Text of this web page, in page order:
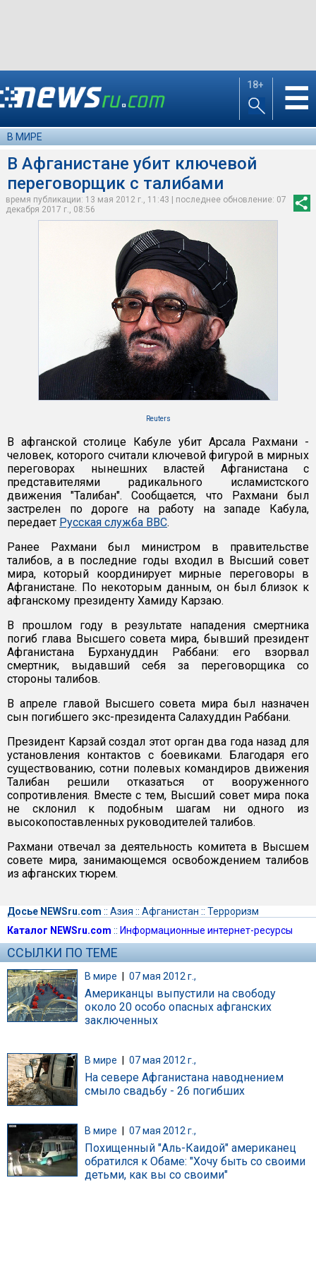
18+ ☰
В МИРЕ
В Афганистане убит ключевой
переговорщик с талибами
время публикации: 13 мая 2012 г., 11:43 | последнее обновление: 07
декабря 2017 г., 08:56
Reuters
В афганской столице Кабуле убит Арсала Рахмани -
человек, которого считали ключевой фигурой в мирных
переговорах нынешних властей Афганистана с
представителями радикального исламистского
движения "Талибан". Сообщается, что Рахмани был
застрелен по дороге на работу на западе Кабула,
передает Русская служба ВВС.
Ранее Рахмани был министром в правительстве
талибов, а в последние годы входил в Высший совет
мира, который координирует мирные переговоры в
Афганистане. По некоторым данным, он был близок к
афганскому президенту Хамиду Карзаю.
В прошлом году в результате нападения смертника
погиб глава Высшего совета мира, бывший президент
Афганистана Бурхануддин Раббани: его взорвал
смертник, выдавший себя за переговорщика со
стороны талибов.
В апреле главой Высшего совета мира был назначен
сын погибшего экс-президента Салахуддин Раббани.
Президент Карзай создал этот орган два года назад для
установления контактов с боевиками. Благодаря его
существованию, сотни полевых командиров движения
Талибан решили отказаться от вооруженного
сопротивления. Вместе с тем, Высший совет мира пока
не склонил к подобным шагам ни одного из
высокопоставленных руководителей талибов.
Рахмани отвечал за деятельность комитета в Высшем
совете мира, занимающемся освобождением талибов
из афганских тюрем.
Досье NEWSru.com :: Азия :: Афганистан :: Терроризм
Каталог NEWSru.com :: Информационные интернет-ресурсы
ССЫЛКИ ПО ТЕМЕ
В мире | 07 мая 2012 г.,
Американцы выпустили на свободу
около 20 особо опасных афганских
заключенных
В мире 07 мая 2012 г.,
На севере Афганистана наводнением
смыло свадьбу - 26 погибших
В мире 07 мая 2012 г.,
Похищенный "Аль-Каидой" американец
обратился к Обаме: "Хочу быть со своими
детьми, как вы со своими"